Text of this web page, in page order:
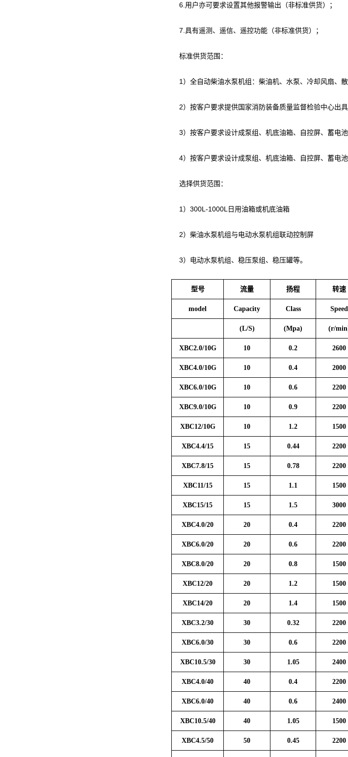
6.用户亦可要求设置其他报警输出（非标准供货）；
7.具有遥测、遥信、遥控功能（非标准供货）；
标准供货范围：
1）全自动柴油水泵机组：柴油机、水泵、冷却风扇、
2）按客户要求提供国家消防装备质量监督检验中心出
3）按客户要求设计成泵组、机底油箱、自控屏、蓄电池
4）按客户要求设计成泵组、机底油箱、自控屏、蓄电池
选择供货范围：
1）300L-1000L日用油箱或机底油箱
2）柴油水泵机组与电动水泵机组联动控制屏
3）电动水泵机组、稳压泵组、稳压罐等。
型号 流量 扬程 转速
model Capacity Class Speed
(L/S) (Mpa) (r/
XBC2.0/10G 10 0.2 2600
XBC4.0/10G 10 0.4 2000
XBC6.0/10G 10 0.6 2200
XBC9.0/10G 10 0.9 2200
XBC12/10G 10 1.2 1500
XBC4.4/15 15 0.44 2200
XBC7.8/15 15 0.78 2200
XBC11/15 15 1.1 1500
XBC15/15 15 1.5 3000
XBC4.0/20 20 0.4 2200
XBC6.0/20 20 0.6 2200
XBC8.0/20 20 0.8 1500
XBC12/20 20 1.2 1500
XBC14/20 20 1.4 1500
XBC3.2/30 30 0.32 2200
XBC6.0/30 30 0.6 2200
XBC10.5/30 30 1.05 2400
XBC4.0/40 40 0.4 2200
XBC6.0/40 40 0.6 2400
XBC10.5/40 40 1.05 1500
XBC4.5/50 50 0.45 2200